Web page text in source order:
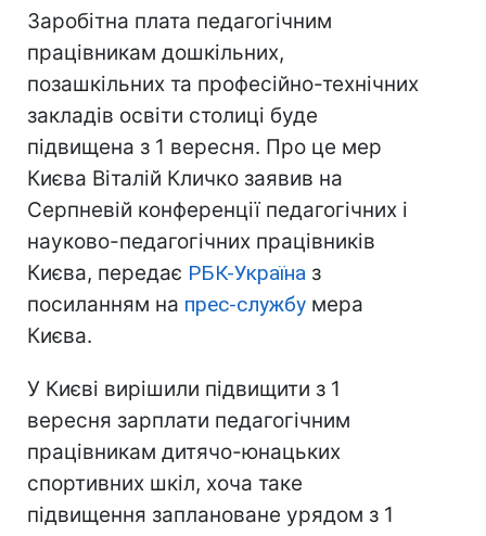
Заробітна плата педагогічним
працівникам дошкільних,
позашкільних та професійно-технічних
закладів освіти столиці буде
підвищена з 1 вересня. Про це мер
Києва Віталій Кличко заявив на
Серпневій конференції педагогічних і
науково-педагогічних працівників
Києва, передає РБК-Україна з
посиланням на прес-службу мера
Києва.
У Києві вирішили підвищити з 1
вересня зарплати педагогічним
працівникам дитячо-юнацьких
спортивних шкіл, хоча таке
підвищення заплановане урядом з 1